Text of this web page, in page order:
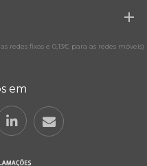
redes fixas e 0,13€ para as redes móveis)
em